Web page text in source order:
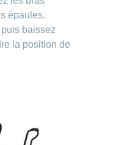
épaules.
baissez
la position de